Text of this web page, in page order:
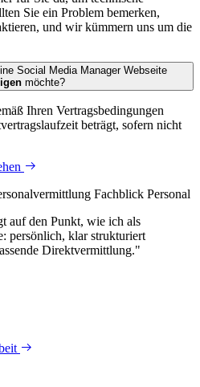
Sie ein Problem bemerken,
und wir kümmern uns um die
Social Media Manager Webseite
möchte?
Ihren Vertragsbedingungen
beträgt, sofern nicht
Fachblick Personal
auf den Punkt, wie ich als
persönlich, klar strukturiert
Direktvermittlung."